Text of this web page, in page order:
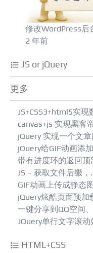
修改WordPress
2 年前
JS or jQuery
更多
JS+CSS3+html5实
canvas+js 实现黑客
jQuery 实现一个文
jQuery给GIF动画添
带有进度环的返回顶
JS – 获取文件后缀
GIF动画上传成静态
jQuery炫酷页面预加
一键分享到QQ空间
JQuery单行文字滚
HTML+CSS